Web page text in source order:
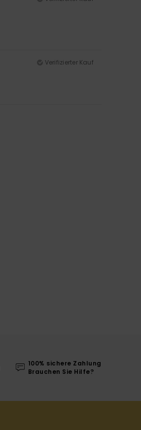
Verifizierter Kauf
100% sichere Zahlung
Brauchen Sie Hilfe?